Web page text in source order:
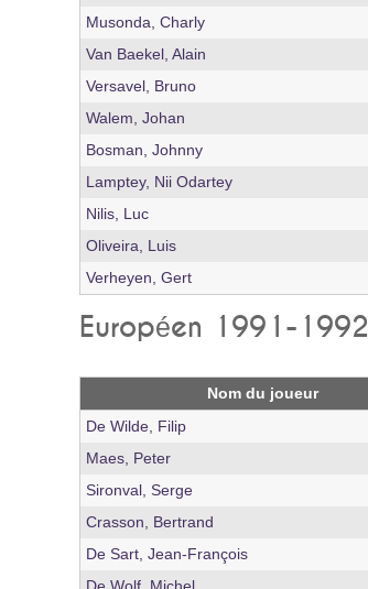
Musonda, Charly
Van Baekel, Alain
Versavel, Bruno
Walem, Johan
Bosman, Johnny
Lamptey, Nii Odartey
Nilis, Luc
Oliveira, Luis
Verheyen, Gert
Européen 1991-1992
Nom du joueur
De Wilde, Filip
Maes, Peter
Sironval, Serge
Crasson, Bertrand
De Sart, Jean-François